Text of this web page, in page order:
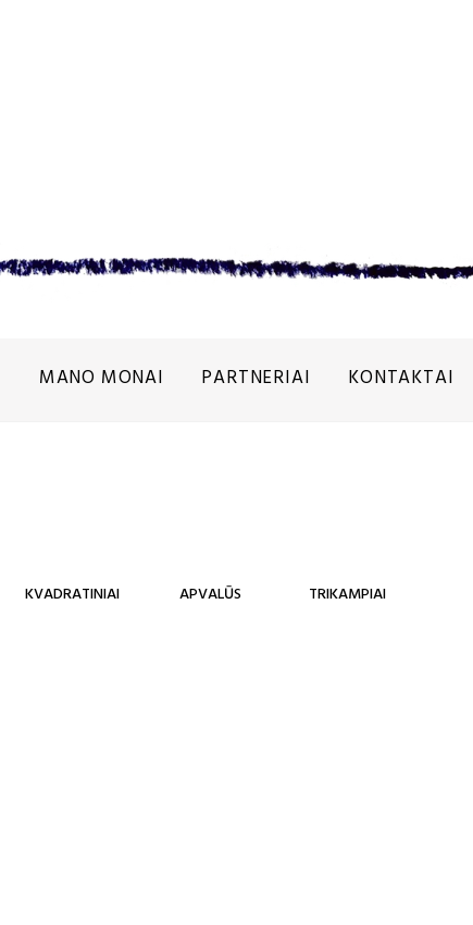
MANO MONAI PARTNERIAI KONTAKTAI
KVADRATINIAI APVALŪS TRIKAMPIAI